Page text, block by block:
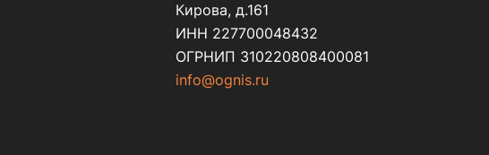
Кирова, д.161
ИНН 227700048432
ОГРНИП 310220808400081
info@ognis.ru